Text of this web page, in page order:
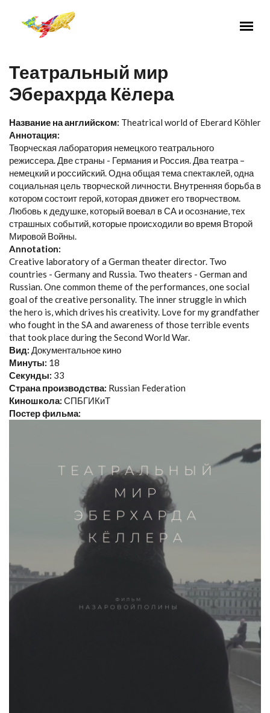
Театральный мир
Эберахрда Кёлера
Название на английском: Theatrical world of Eberard Köhler
Аннотация:
Творческая лаборатория немецкого театрального
режиссера. Две страны - Германия и Россия. Два театра –
немецкий и российский. Одна общая тема спектаклей, одна
социальная цель творческой личности. Внутренняя борьба в
котором состоит герой, которая движет его творчеством.
Любовь к дедушке, который воевал в СА и осознание, тех
страшных событий, которые происходили во время Второй
Мировой Войны.
Annotation:
Creative laboratory of a German theater director. Two
countries - Germany and Russia. Two theaters - German and
Russian. One common theme of the performances, one social
goal of the creative personality. The inner struggle in which
the hero is, which drives his creativity. Love for my grandfather
who fought in the SA and awareness of those terrible events
that took place during the Second World War.
Вид: Документальное кино
Минуты: 18
Секунды: 33
Страна производства: Russian Federation
Киношкола: СПБГИКиТ
Постер фильма: